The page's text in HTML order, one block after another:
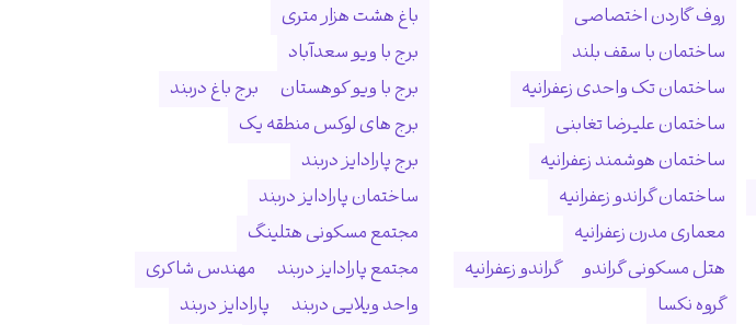
روف گاردن اختصاصی
ساختمان با سقف بلند
ساختمان تک واحدی زعفرانیه
ساختمان علیرضا تغابنی
ساختمان هوشمند زعفرانیه
ساختمان گراندو زعفرانیه
معماری مدرن زعفرانیه
هتل مسکونی گراندو
گراندو زعفرانیه
گروه نکسا
باغ هشت هزار متری
برج با ویو سعدآباد
برج با ویو کوهستان
برج باغ دربند
برج های لوکس منطقه یک
برج پارادایز دربند
ساختمان پارادایز دربند
مجتمع مسکونی هتلینگ
مجتمع پارادایز دربند
مهندس شاکری
واحد ویلایی دربند
پارادایز دربند